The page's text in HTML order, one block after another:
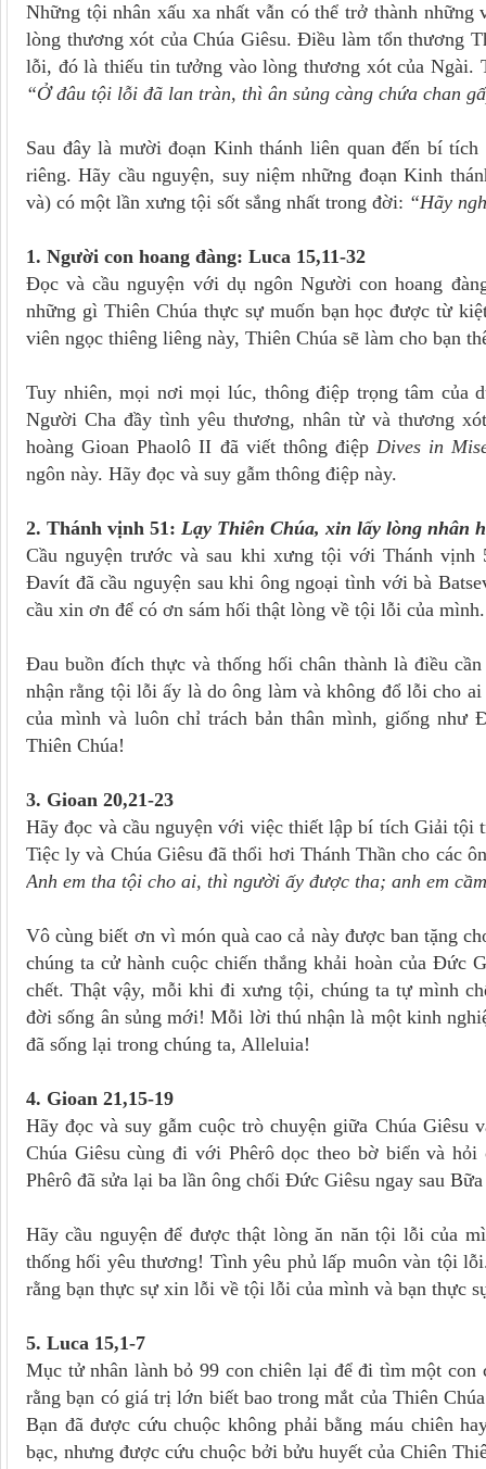
Những tội nhân xấu xa nhất vẫn có thể trở thành
lòng thương xót của Chúa Giêsu. Điều làm tổn thương
lỗi, đó là thiếu tin tưởng vào lòng thương xót của Ngài.
“Ở đâu tội lỗi đã lan tràn, thì ân sủng càng chứa chan
Sau đây là mười đoạn Kinh thánh liên quan đến bí
riêng. Hãy cầu nguyện, suy niệm những đoạn Kinh
và) có một lần xưng tội sốt sắng nhất trong đời: “Hãy
1. Người con hoang đàng: Luca 15,11-32
Đọc và cầu nguyện với dụ ngôn Người con hoang
những gì Thiên Chúa thực sự muốn bạn học được từ
viên ngọc thiêng liêng này, Thiên Chúa sẽ làm cho bạn
Tuy nhiên, mọi nơi mọi lúc, thông điệp trọng tâm của
Người Cha đầy tình yêu thương, nhân từ và thương
hoàng Gioan Phaolô II đã viết thông điệpDives in
ngôn này. Hãy đọc và suy gẫm thông điệp này.
2. Thánh vịnh 51: Lạy Thiên Chúa, xin lấy lòng nhân
Cầu nguyện trước và sau khi xưng tội với Thánh
Đavít đã cầu nguyện sau khi ông ngoại tình với bà
cầu xin ơn để có ơn sám hối thật lòng về tội lỗi của mình.
Đau buồn đích thực và thống hối chân thành là điều
nhận rằng tội lỗi ấy là do ông làm và không đổ lỗi cho
của mình và luôn chỉ trách bản thân mình, giống
Thiên Chúa!
3. Gioan 20,21-23
Hãy đọc và cầu nguyện với việc thiết lập bí tích Giải tội
Tiệc ly và Chúa Giêsu đã thổi hơi Thánh Thần cho các
Anh em tha tội cho ai, thì người ấy được tha; anh em
Vô cùng biết ơn vì món quà cao cả này được ban tặng
chúng ta cử hành cuộc chiến thắng khải hoàn của Đức
chết. Thật vậy, mỗi khi đi xưng tội, chúng ta tự mình
đời sống ân sủng mới! Mỗi lời thú nhận là một kinh
đã sống lại trong chúng ta, Alleluia!
4. Gioan 21,15-19
Hãy đọc và suy gẫm cuộc trò chuyện giữa Chúa Giêsu
Chúa Giêsu cùng đi với Phêrô dọc theo bờ biển và
Phêrô đã sửa lại ba lần ông chối Đức Giêsu ngay sau
Hãy cầu nguyện để được thật lòng ăn năn tội lỗi của
thống hối yêu thương! Tình yêu phủ lấp muôn vàn tội
rằng bạn thực sự xin lỗi về tội lỗi của mình và bạn thực
5. Luca 15,1-7
Mục tử nhân lành bỏ 99 con chiên lại để đi tìm một
rằng bạn có giá trị lớn biết bao trong mắt của Thiên
Bạn đã được cứu chuộc không phải bằng máu chiên
bạc, nhưng được cứu chuộc bởi bửu huyết của Chiên